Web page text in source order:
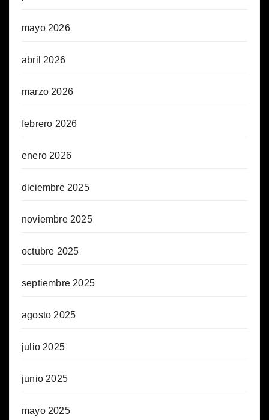
mayo 2026
abril 2026
marzo 2026
febrero 2026
enero 2026
diciembre 2025
noviembre 2025
octubre 2025
septiembre 2025
agosto 2025
julio 2025
junio 2025
mayo 2025